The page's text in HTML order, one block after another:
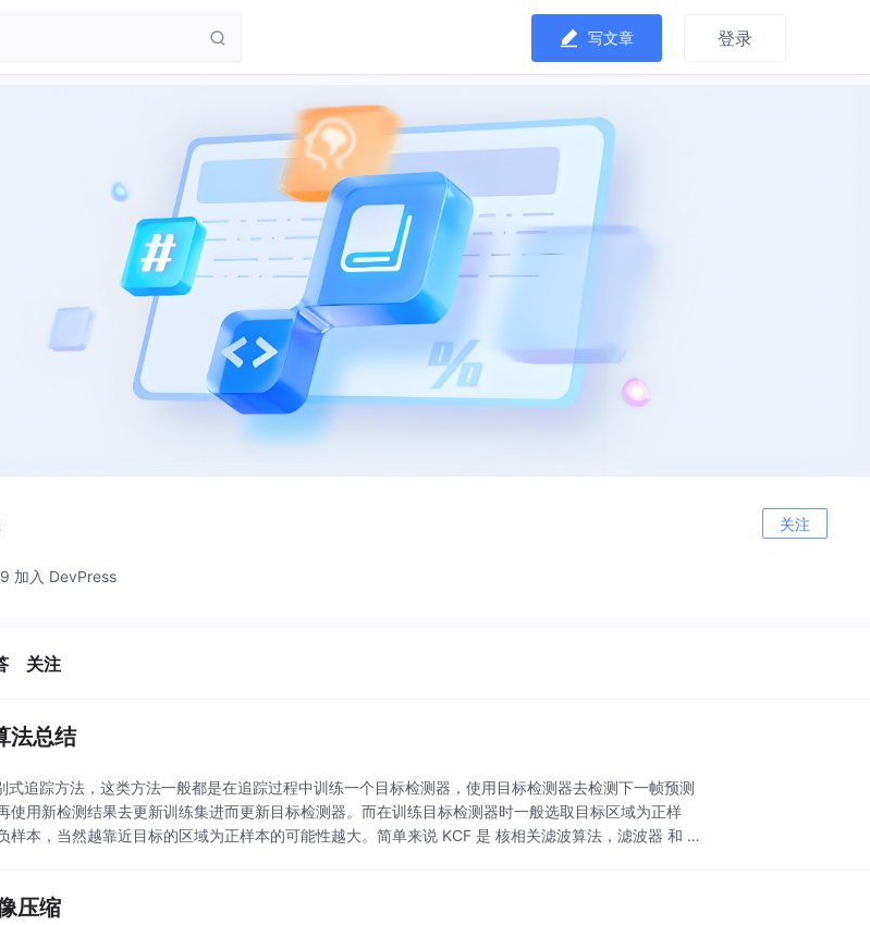
写文章 登录
关注
加入 DevPress
关注
法总结
式追踪方法，这类方法一般都是在追踪过程中训练一个目标检测器，使用目标检测器去检测下一帧预测
使用新检测结果去更新训练集进而更新目标检测器。而在训练目标检测器时一般选取目标区域为正样
样本，当然越靠近目标的区域为正样本的可能性越大。简单来说 KCF 是 核相关滤波算法，滤波器 和 跟
压缩